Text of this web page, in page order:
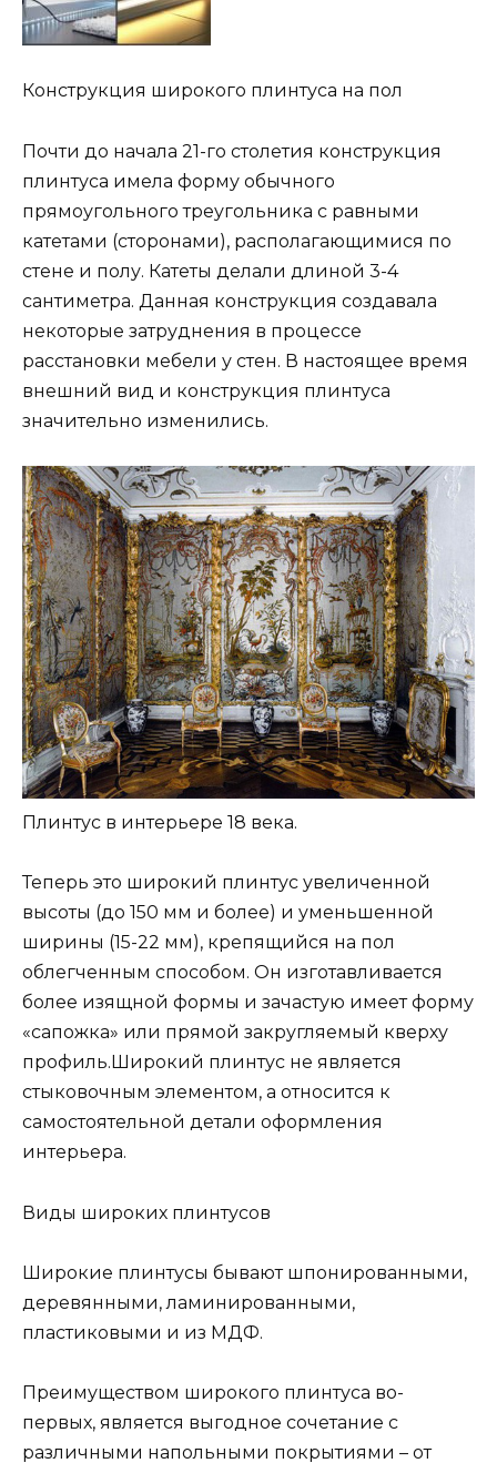
Конструкция широкого плинтуса на пол
Почти до начала 21-го столетия конструкция
плинтуса имела форму обычного
прямоугольного треугольника с равными
катетами (сторонами), располагающимися по
стене и полу. Катеты делали длиной 3-4
сантиметра. Данная конструкция создавала
некоторые затруднения в процессе
расстановки мебели у стен. В настоящее время
внешний вид и конструкция плинтуса
значительно изменились.
Плинтус в интерьере 18 века.
Теперь это широкий плинтус увеличенной
высоты (до 150 мм и более) и уменьшенной
ширины (15-22 мм), крепящийся на пол
облегченным способом. Он изготавливается
более изящной формы и зачастую имеет форму
«сапожка» или прямой закругляемый кверху
профиль.Широкий плинтус не является
стыковочным элементом, а относится к
самостоятельной детали оформления
интерьера.
Виды широких плинтусов
Широкие плинтусы бывают шпонированными,
деревянными, ламинированными,
пластиковыми и из МДФ.
Преимуществом широкого плинтуса во-
первых, является выгодное сочетание с
различными напольными покрытиями – от